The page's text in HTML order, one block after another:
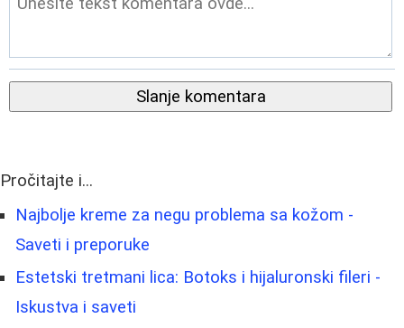
Slanje komentara
Pročitajte i...
Najbolje kreme za negu problema sa kožom -
Saveti i preporuke
Estetski tretmani lica: Botoks i hijaluronski fileri -
Iskustva i saveti